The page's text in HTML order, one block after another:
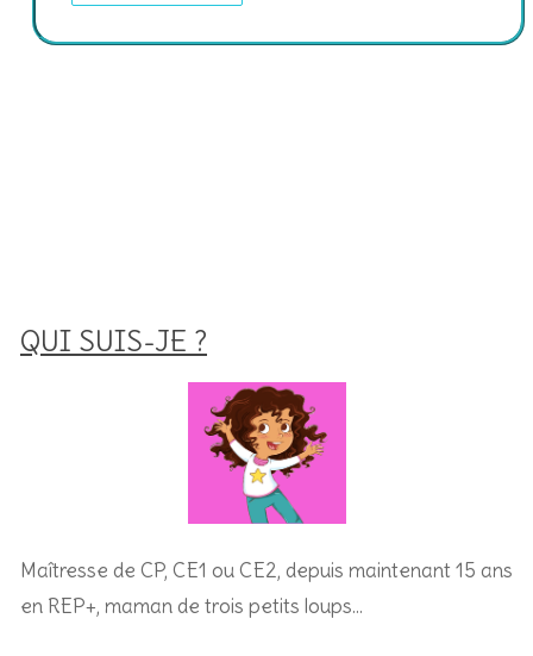
QUI SUIS-JE ?
Maîtresse de CP, CE1 ou CE2, depuis maintenant 15 ans
en REP+, maman de trois petits loups…